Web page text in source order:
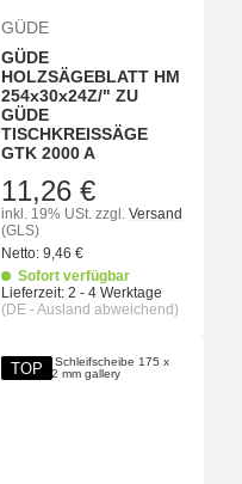
GÜDE
GÜDE
HOLZSÄGEBLATT HM
254x30x24Z/" ZU
GÜDE
TISCHKREISSÄGE
GTK 2000 A
11,26 €
inkl. 19% USt. zzgl. Versand
(GLS)
Netto: 9,46 €
Sofort verfügbar
Lieferzeit: 2 - 4 Werktage
(DE - Ausland abweichend)
TOP